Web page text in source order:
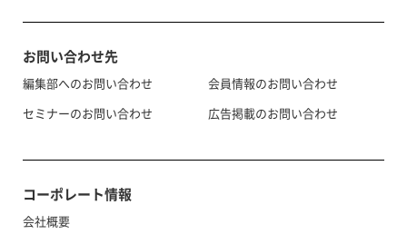
お問い合わせ先
編集部へのお問い合わせ
セミナーのお問い合わせ
会員情報のお問い合わせ
広告掲載のお問い合わせ
コーポレート情報
会社概要